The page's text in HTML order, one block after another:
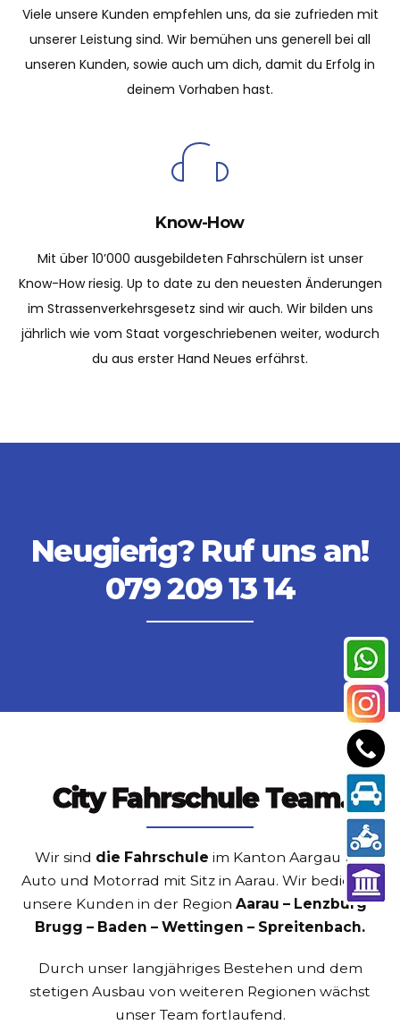
Viele unsere Kunden empfehlen uns, da sie zufrieden mit
unserer Leistung sind. Wir bemühen uns generell bei all
unseren Kunden, sowie auch um dich, damit du Erfolg in
deinem Vorhaben hast.
Know-How
Mit über 10’000 ausgebildeten Fahrschülern ist unser
Know-How riesig. Up to date zu den neuesten Änderungen
im Strassenverkehrsgesetz sind wir auch. Wir bilden uns
jährlich wie vom Staat vorgeschriebenen weiter, wodurch
du aus erster Hand Neues erfährst.
Neugierig? Ruf uns an!
079 209 13 14
City Fahrschule Team.
Wir sind die Fahrschule im Kanton Aargau für
Auto und Motorrad mit Sitz in Aarau. Wir bedienen
unsere Kunden in der Region Aarau – Lenzburg –
Brugg – Baden – Wettingen – Spreitenbach.
Durch unser langjähriges Bestehen und dem
stetigen Ausbau von weiteren Regionen wächst
unser Team fortlaufend.